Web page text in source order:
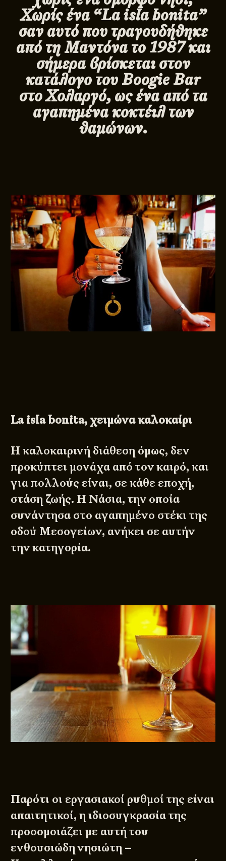
Χωρίς ένα “La isla bonita”
σαν αυτό που τραγουδήθηκε
από τη Μαντόνα το 1987 και
σήμερα βρίσκεται στον
κατάλογο του Boogie Bar
στο Χολαργό, ως ένα από τα
αγαπημένα κοκτέιλ των
θαμώνων.
Laislabonita, χειμώνα καλοκαίρι
Η καλοκαιρινή διάθεση όμως, δεν
προκύπτει μονάχα από τον καιρό, και
για πολλούς είναι, σε κάθε εποχή,
στάση ζωής. Η Νάσια, την οποία
συνάντησα στο αγαπημένο στέκι της
οδού Μεσογείων, ανήκει σε αυτήν
την κατηγορία.
Παρότι οι εργασιακοί ρυθμοί της είναι
απαιτητικοί, η ιδιοσυγκρασία της
προσομοιάζει με αυτή του
ενθουσιώδη νησιώτη –